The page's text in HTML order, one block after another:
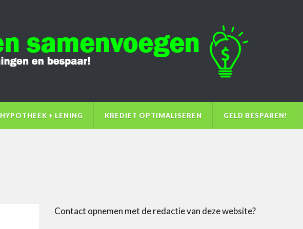
HYPOTHEEK + LENING KREDIET OPTIMALISEREN GELD BESPAREN!
Contact opnemen met de redactie van deze website?